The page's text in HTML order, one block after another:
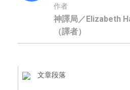
作者
神譯局／Elizabeth
（譯者）
文章段落